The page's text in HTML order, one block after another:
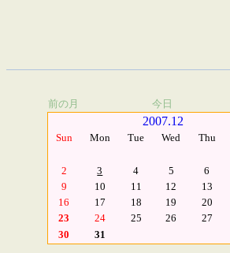
前の月 今日
2007.12
Sun Mon Tue Wed Thu
2
3 4 5 6
9
10 11 12 13
16
17 18 19 20
23
24 25 26 27
30
31